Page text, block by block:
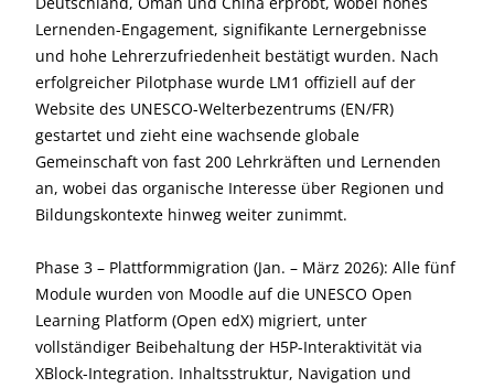
Lernenden-Engagement, signifikante Lernergebnisse
und hohe Lehrerzufriedenheit bestätigt wurden. Nach
erfolgreicher Pilotphase wurde LM1 offiziell auf der
Website des UNESCO-Welterbezentrums (EN/FR)
gestartet und zieht eine wachsende globale
Gemeinschaft von fast 200 Lehrkräften und Lernenden
an, wobei das organische Interesse über Regionen und
Bildungskontexte hinweg weiter zunimmt.
Phase 3 – Plattformmigration (Jan. – März 2026): Alle fünf
Module wurden von Moodle auf die UNESCO Open
Learning Platform (Open edX) migriert, unter
vollständiger Beibehaltung der H5P-Interaktivität via
XBlock-Integration. Inhaltsstruktur, Navigation und